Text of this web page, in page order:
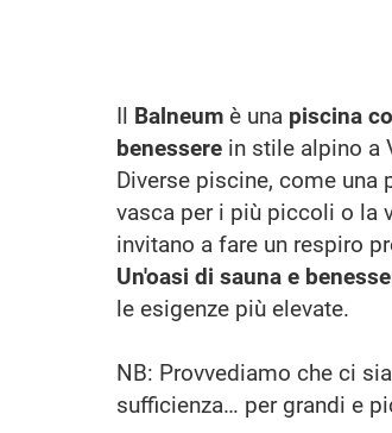
Il Balneum è una piscina
benessere in stile alpino a
Diverse piscine, come
vasca per i più piccoli o la
invitano a fare un respiro
Un'oasi di sauna e
le esigenze più elevate.
NB: Provvediamo che ci
sufficienza… per grandi e